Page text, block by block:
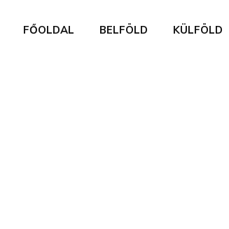
FŐOLDAL BELFÖLD KÜLFÖLD